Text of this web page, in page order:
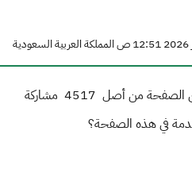
الصفحة من أصل 4517 مشاركة
في هذه الصفحة؟